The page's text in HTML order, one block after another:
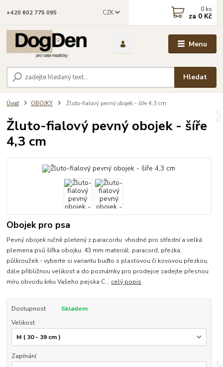
Menu
CZK
Hledat
+420 602 775 095 0 ks
za 0 Kč
Úvod OBOJKY Žluto-fialový pevný obojek - šíře 4,3 cm
Žluto-fialový pevný obojek - šíře
4,3 cm
Obojek pro psa
Pevný obojek ručně pletený z paracordu vhodné pro střední a velká
plemena psů šířka obojku: 43 mm materiál: paracord, přezka,
půlkroužek - vyberte si variantu buďto s plastovou či kovovou přezkou,
dále přibližnou velikost a do poznámky pro prodejce zadejte přesnou
míru obvodu krku Vašeho pejska C... celý popis
Dostupnost
Skladem
Velikost
Zapínání